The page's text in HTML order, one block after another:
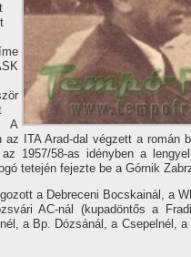
A
az ITA Arad-dal végzett a román
1957/58-as idényben a
tetején fejezte be a Górnik
a Debreceni Bocskainál, a
AC-nál (kupadöntős a
a Bp. Dózsánál, a Csepelnél,